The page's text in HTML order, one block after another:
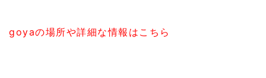
goyaの場所や詳細な情報はこちら